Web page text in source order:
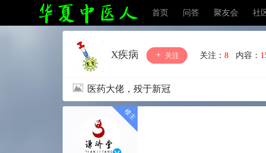
首页 问答 聚友会 社
X疾病 关注 关注： 8 内容：
医药大佬，殁于新冠